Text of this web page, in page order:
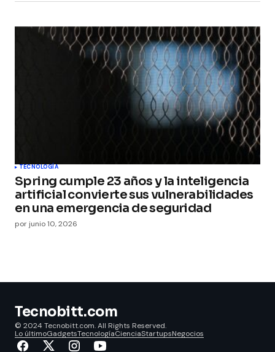
TECNOLOGÍA
Spring cumple 23 años y la inteligencia
artificial convierte sus vulnerabilidades
en una emergencia de seguridad
por junio 10, 2026
Tecnobitt.com
© 2024 Tecnobitt.com. All Rights Reserved.
Lo últimoGadgetsTecnologíaCienciaStartupsNegocios